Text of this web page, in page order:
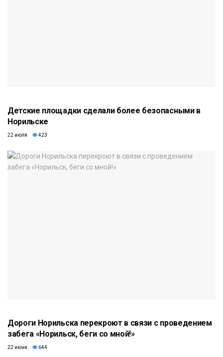
Детские площадки сделали более безопасными в
Норильске
22 июля 423
Дороги Норильска перекроют в связи с проведением
забега «Норильск, беги со мной!»
22 июня 644